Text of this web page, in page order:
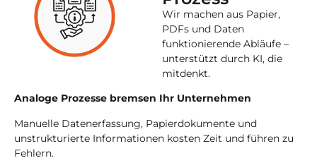
Wir machen aus Papier,
PDFs und Daten
funktionierende Abläufe –
unterstützt durch KI, die
mitdenkt.
Analoge Prozesse bremsen Ihr Unternehmen
Manuelle Datenerfassung, Papierdokumente und
unstrukturierte Informationen kosten Zeit und führen zu
Fehlern.